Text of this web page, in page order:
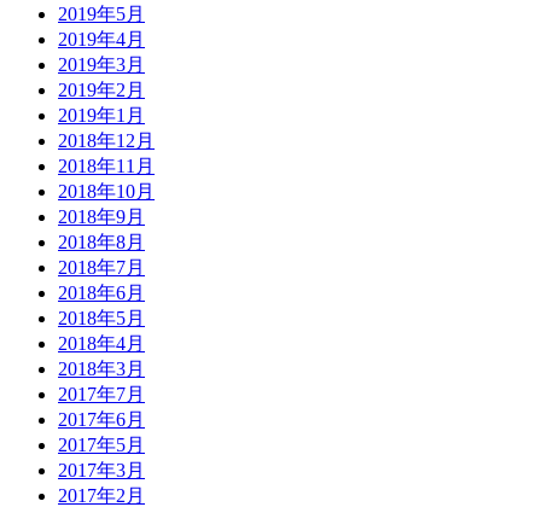
2019年5月
2019年4月
2019年3月
2019年2月
2019年1月
2018年12月
2018年11月
2018年10月
2018年9月
2018年8月
2018年7月
2018年6月
2018年5月
2018年4月
2018年3月
2017年7月
2017年6月
2017年5月
2017年3月
2017年2月